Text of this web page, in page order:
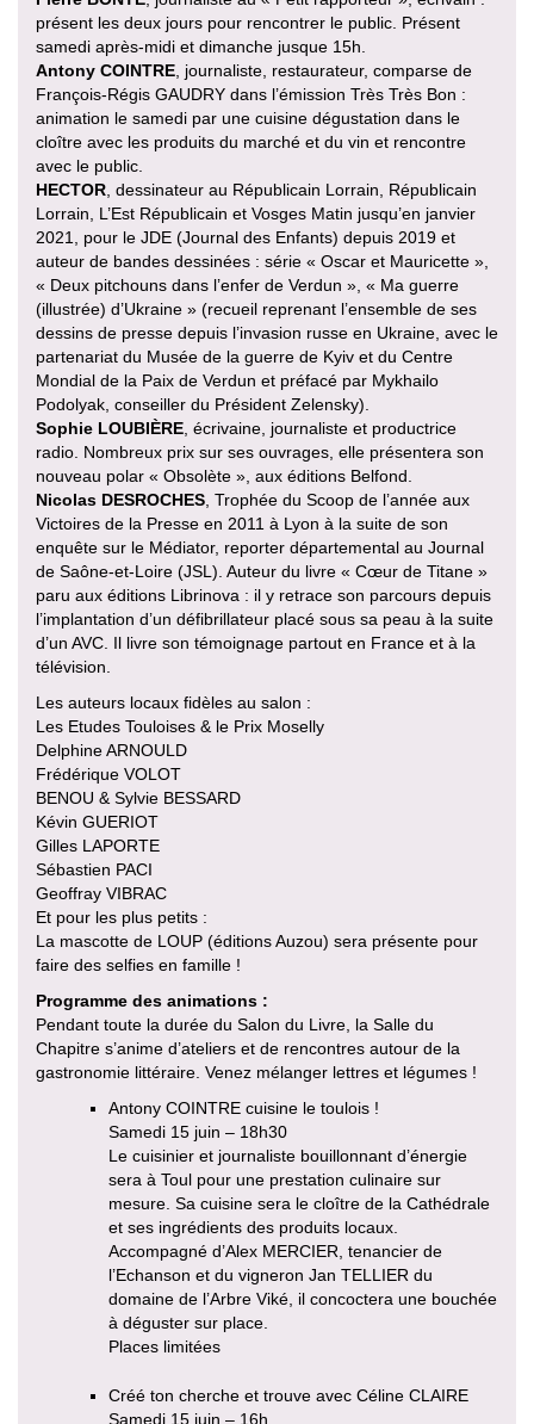
présent les deux jours pour rencontrer le public. Présent
samedi après-midi et dimanche jusque 15h.
Antony COINTRE , journaliste, restaurateur, comparse de
François-Régis GAUDRY dans l’émission Très Très Bon :
animation le samedi par une cuisine dégustation dans le
cloître avec les produits du marché et du vin et rencontre
avec le public.
HECTOR , dessinateur au Républicain Lorrain, Républicain
Lorrain, L’Est Républicain et Vosges Matin jusqu’en janvier
2021, pour le JDE (Journal des Enfants) depuis 2019 et
auteur de bandes dessinées : série « Oscar et Mauricette »,
« Deux pitchouns dans l’enfer de Verdun », « Ma guerre
(illustrée) d’Ukraine » (recueil reprenant l’ensemble de ses
dessins de presse depuis l’invasion russe en Ukraine, avec le
partenariat du Musée de la guerre de Kyiv et du Centre
Mondial de la Paix de Verdun et préfacé par Mykhailo
Podolyak, conseiller du Président Zelensky).
Sophie LOUBIÈRE , écrivaine, journaliste et productrice
radio. Nombreux prix sur ses ouvrages, elle présentera son
nouveau polar « Obsolète », aux éditions Belfond.
Nicolas DESROCHES , Trophée du Scoop de l’année aux
Victoires de la Presse en 2011 à Lyon à la suite de son
enquête sur le Médiator, reporter départemental au Journal
de Saône-et-Loire (JSL). Auteur du livre « Cœur de Titane »
paru aux éditions Librinova : il y retrace son parcours depuis
l’implantation d’un défibrillateur placé sous sa peau à la suite
d’un AVC. Il livre son témoignage partout en France et à la
télévision.
Les auteurs locaux fidèles au salon :
Les Etudes Touloises & le Prix Moselly
Delphine ARNOULD
Frédérique VOLOT
BENOU & Sylvie BESSARD
Kévin GUERIOT
Gilles LAPORTE
Sébastien PACI
Geoffray VIBRAC
Et pour les plus petits :
La mascotte de LOUP (éditions Auzou) sera présente pour
faire des selfies en famille !
Programme des animations :
Pendant toute la durée du Salon du Livre, la Salle du
Chapitre s’anime d’ateliers et de rencontres autour de la
gastronomie littéraire. Venez mélanger lettres et légumes !
Antony COINTRE cuisine le toulois !
Samedi 15 juin – 18h30
Le cuisinier et journaliste bouillonnant d’énergie
sera à Toul pour une prestation culinaire sur
mesure. Sa cuisine sera le cloître de la Cathédrale
et ses ingrédients des produits locaux.
Accompagné d’Alex MERCIER, tenancier de
l’Echanson et du vigneron Jan TELLIER du
domaine de l’Arbre Viké, il concoctera une bouchée
à déguster sur place.
Places limitées
Créé ton cherche et trouve avec Céline CLAIRE
Samedi 15 juin – 16h